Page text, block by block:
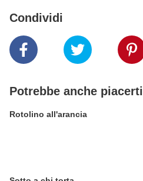
Condividi
Potrebbe anche piacerti
Rotolino all'arancia